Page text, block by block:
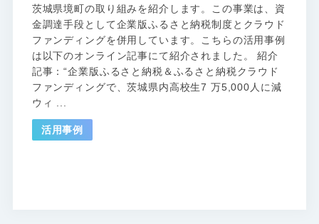
茨城県境町の取り組みを紹介します。この事業は、資
金調達手段として企業版ふるさと納税制度とクラウド
ファンディングを併用しています。こちらの活用事例
は以下のオンライン記事にて紹介されました。 紹介
記事：“企業版ふるさと納税＆ふるさと納税クラウド
ファンディングで、茨城県内高校生7 万5,000人に減
ウィ ...
活用事例